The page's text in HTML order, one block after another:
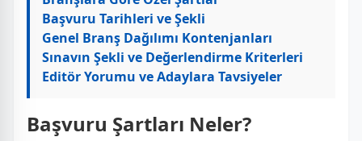
Başvuru Tarihleri ve Şekli
Genel Branş Dağılımı Kontenjanları
Sınavın Şekli ve Değerlendirme Kriterleri
Editör Yorumu ve Adaylara Tavsiyeler
Başvuru Şartları Neler?